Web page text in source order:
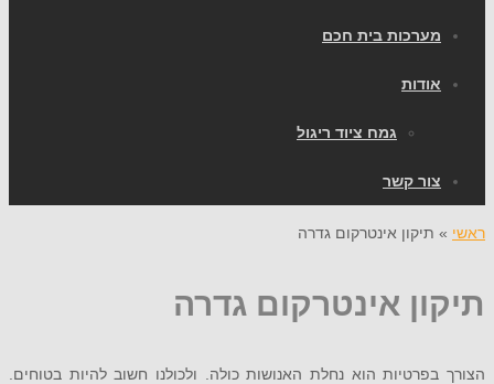
בית חכם
גמח ציוד ריגול
קשר
תיקון אינטרקום גדרה
אינטרקום גדרה
הוא נחלת האנושות כולה. ולכולנו חשוב להיות בטוחים.